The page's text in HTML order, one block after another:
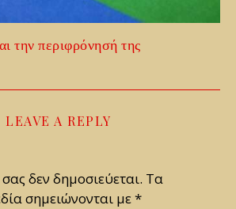
την περιφρόνησή της
LEAVE A REPLY
δεν δημοσιεύεται. Τα
σημειώνονται με*